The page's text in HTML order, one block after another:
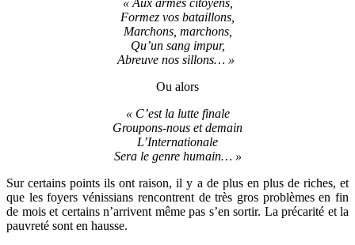
« Aux armes citoyens,
Formez vos bataillons,
Marchons, marchons,
Qu’un sang impur,
Abreuve nos sillons… »
Ou alors
« C’est la lutte finale
Groupons-nous et demain
L’Internationale
Sera le genre humain… »
Sur certains points ils ont raison, il y a de plus en plus de riches, et
que les foyers vénissians rencontrent de très gros problèmes en fin
de mois et certains n’arrivent même pas s’en sortir. La précarité et la
pauvreté sont en hausse.